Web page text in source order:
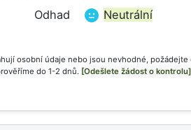
Odhad
Neutrální
osobní údaje nebo jsou nevhodné, požádejte
do 1-2 dnů. [Odešlete žádost o kontrolu]